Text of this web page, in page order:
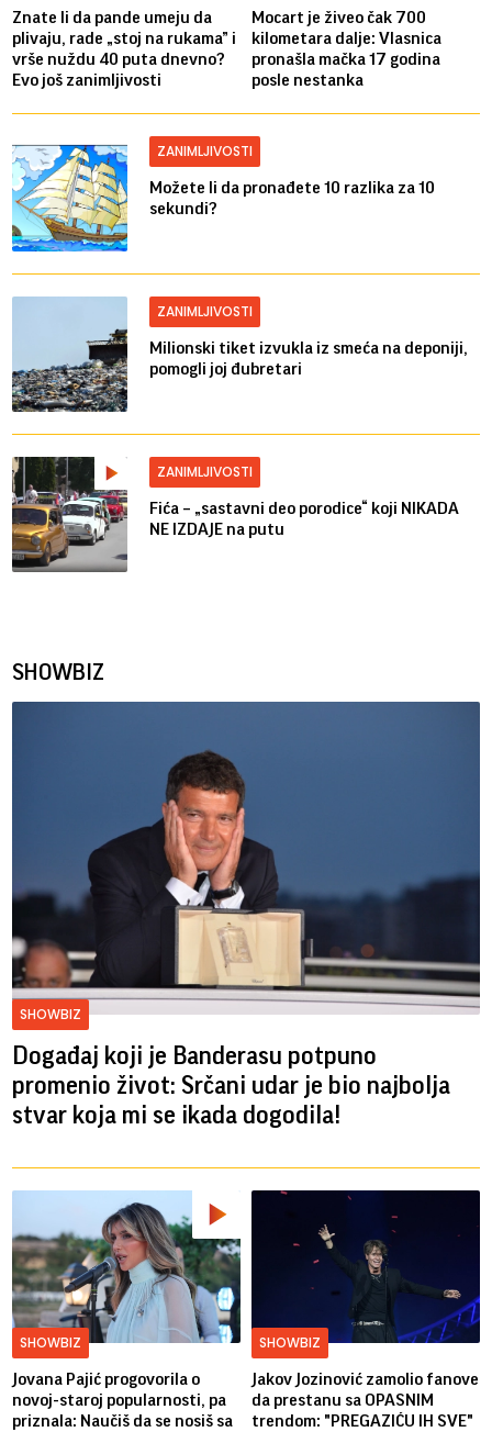
Znate li da pande umeju da
plivaju, rade „stoj na rukama” i
vrše nuždu 40 puta dnevno?
Evo još zanimljivosti
Mocart je živeo čak 700
kilometara dalje: Vlasnica
pronašla mačka 17 godina
posle nestanka
ZANIMLJIVOSTI
Možete li da pronađete 10 razlika za 10
sekundi?
ZANIMLJIVOSTI
Milionski tiket izvukla iz smeća na deponiji,
pomogli joj đubretari
ZANIMLJIVOSTI
Fića – „sastavni deo porodice“ koji NIKADA
NE IZDAJE na putu
SHOWBIZ
SHOWBIZ
Događaj koji je Banderasu potpuno
promenio život: Srčani udar je bio najbolja
stvar koja mi se ikada dogodila!
SHOWBIZ
Jovana Pajić progovorila o
novoj-staroj popularnosti, pa
priznala: Naučiš da se nosiš sa
SHOWBIZ
Jakov Jozinović zamolio fanove
da prestanu sa OPASNIM
trendom: "PREGAZIĆU IH SVE"